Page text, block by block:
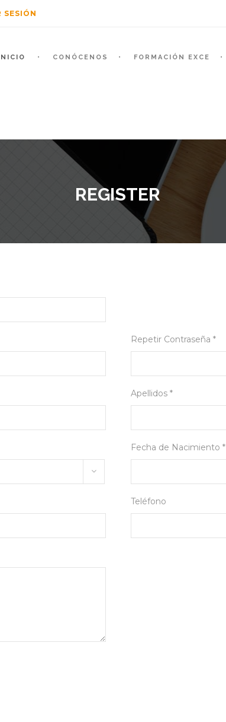
SESIÓN
CONÓCENOS FORMACIÓN EXCE
REGISTER
Repetir Contraseña *
Apellidos *
Fecha de Nacimiento *
Teléfono